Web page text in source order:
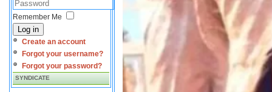
Remember Me
Log in
Create an account
Forgot your username?
Forgot your password?
SYNDICATE